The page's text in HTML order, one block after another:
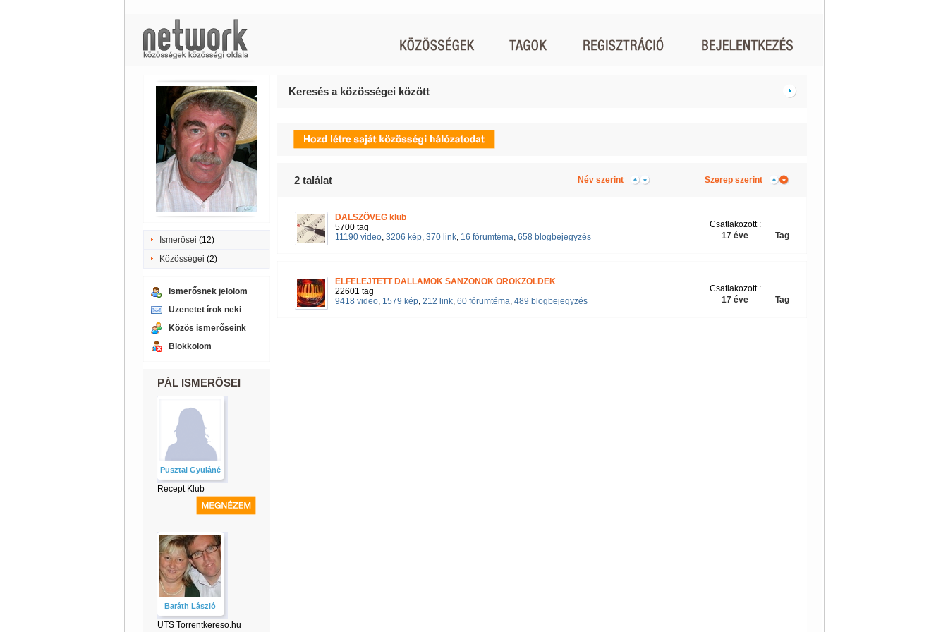
Ismerősei (12)
Közösségei (2)
Ismerősnek jelölöm
Üzenetet írok neki
Közös ismerőseink
Blokkolom
PÁL ISMERŐSEI
Pusztai Gyuláné
Recept Klub
Baráth László
UTS Torrentkereso.hu
Keresés a közösségei között
2találat Név szerint Szerep szerint
DALSZÖVEG klub
5700 tag
11190 video, 3206 kép, 370 link, 16 fórumtéma, 658 blogbejegyzés Tag
Csatlakozott :
17 éve
ELFELEJTETT DALLAMOK SANZONOK ÖRÖKZÖLDEK
22601 tag
9418 video, 1579 kép, 212 link, 60 fórumtéma, 489 blogbejegyzés Tag
Csatlakozott :
17 éve